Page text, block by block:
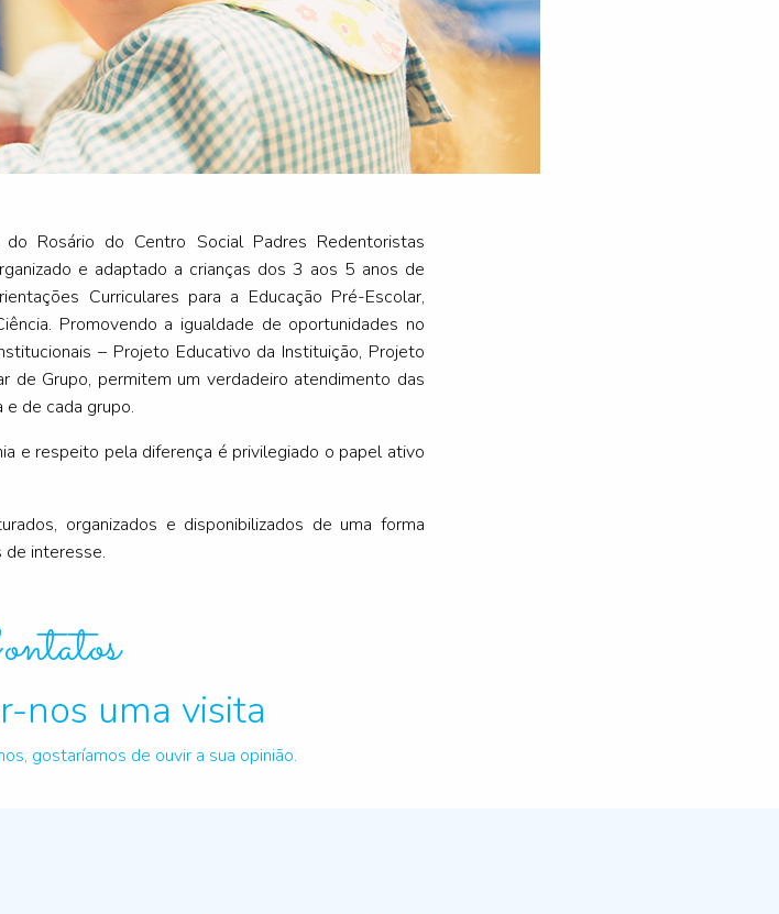
Rosário do Centro Social Padres Redentoristas
e adaptado a crianças dos 3 aos 5 anos de
Curriculares para a Educação Pré-Escolar,
Promovendo a igualdade de oportunidades no
– Projeto Educativo da Instituição, Projeto
de Grupo, permitem um verdadeiro atendimento das
de cada grupo.
e respeito pela diferença é privilegiado o papel ativo
organizados e disponibilizados de uma forma
interesse.
nos uma visita
gostaríamos de ouvir a sua opinião.